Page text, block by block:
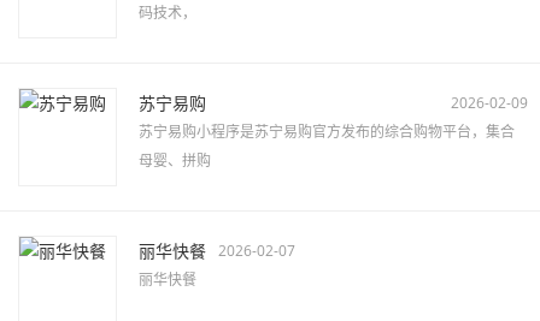
码技术，
苏宁易购
2026-02-09
苏宁易购小程序是苏宁易购官方发布的综合购物平台，集合
母婴、拼购
丽华快餐 2026-02-07
丽华快餐